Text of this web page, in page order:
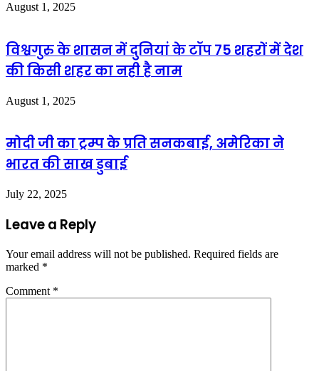
August 1, 2025
विश्वगुरु के शासन में दुनियां के टॉप 75 शहरों में देश
की किसी शहर का नही है नाम
August 1, 2025
मोदी जी का ट्रम्प के प्रति सनकबाई, अमेरिका ने
भारत की साख डुबाई
July 22, 2025
Leave a Reply
Your email address will not be published. Required fields are
marked *
Comment *